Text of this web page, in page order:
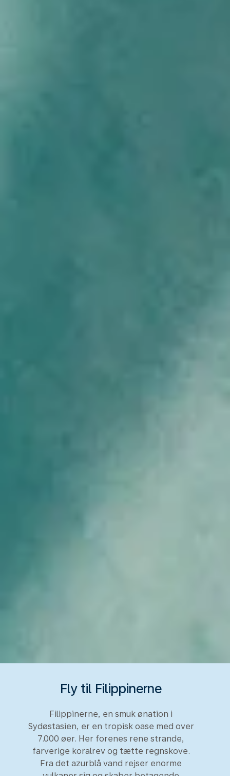
Fly til Filippinerne
Filippinerne, en smuk ønation i
Sydøstasien, er en tropisk oase med over
7.000 øer. Her forenes rene strande,
farverige koralrev og tætte regnskove.
Fra det azurblå vand rejser enorme